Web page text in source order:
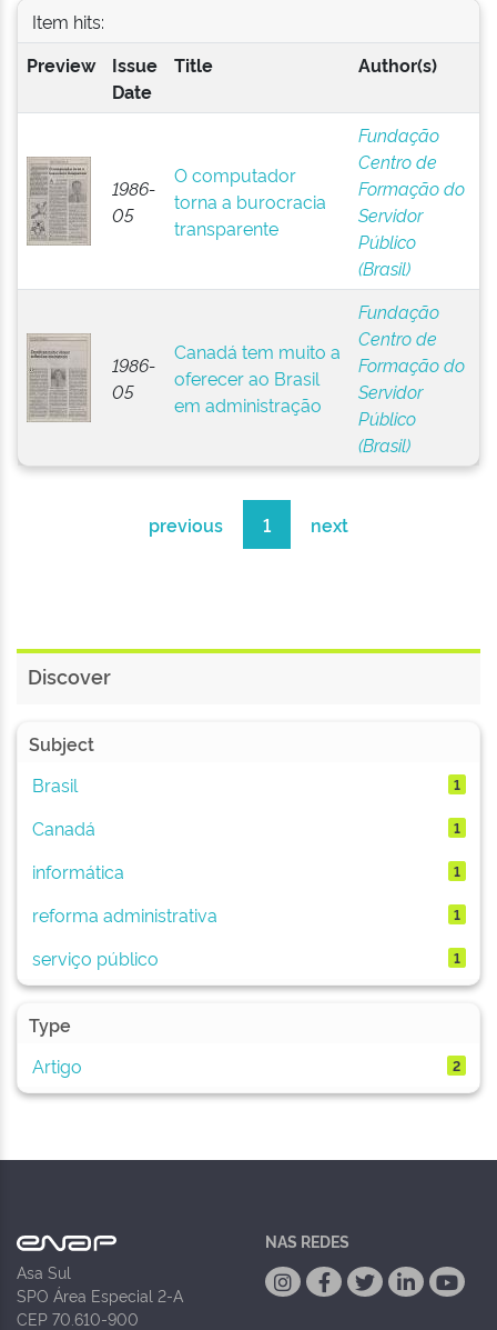
Item hits:
Preview
Issue
Date
Title Author(s)
1986-
05
O computador
torna a burocracia
transparente
Fundação
Centro de
Formação do
Servidor
Público
(Brasil)
1986-
05
Canadá tem muito a
oferecer ao Brasil
em administração
Fundação
Centro de
Formação do
Servidor
Público
(Brasil)
previous 1 next
Discover
Subject
Brasil
1
Canadá 1
informática 1
reforma administrativa 1
serviço público 1
Type
Artigo
2
Asa Sul
SPO Área Especial 2-A
CEP 70.610-900
NAS REDES